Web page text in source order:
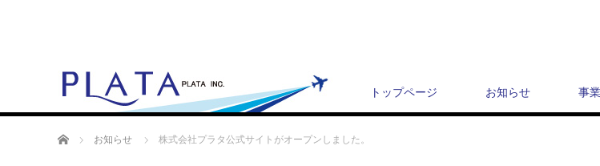
トップページ お知らせ 事
ホーム お知らせ 株式会社プラタ公式サイトがオープンしました。